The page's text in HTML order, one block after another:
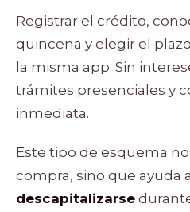
Registrar el crédito,
quincena y elegir el
la misma app. Sin
trámites presenciales y
inmediata.
Este tipo de esquema
compra, sino que ayuda
descapitalizarse